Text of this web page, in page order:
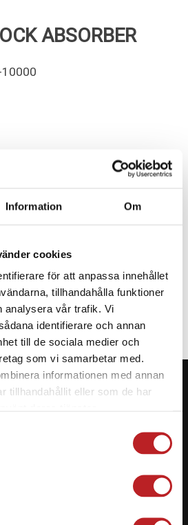
Information Om
cookies
för att anpassa innehållet
tillhandahålla funktioner
analysera vår trafik. Vi
identifierare och annan
till de sociala medier och
som vi samarbetar med.
informationen med annan
tillhandahållit eller som de har
ABSORBER